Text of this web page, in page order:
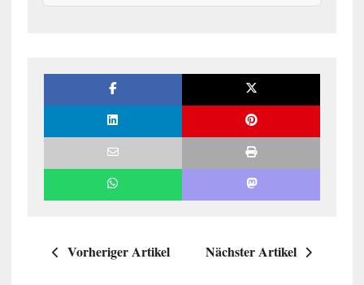
Vorheriger Artikel Nächster Artikel